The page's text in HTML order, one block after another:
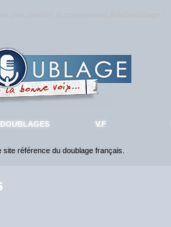
DOUBLAGES V.F
site référence du doublage français.